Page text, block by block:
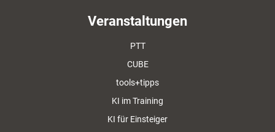
Veranstaltungen
PTT
CUBE
tools+tipps
KI im Training
KI für Einsteiger